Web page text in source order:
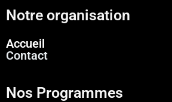
Notre organisation
Accueil
Contact
Nos Programmes